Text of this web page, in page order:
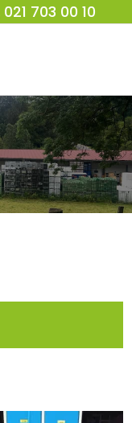
021 703 00 10